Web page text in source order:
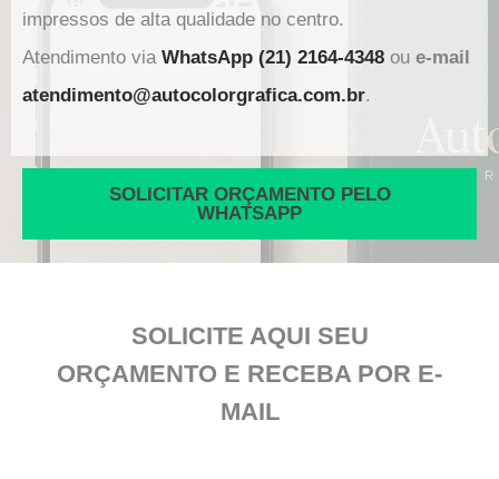
impressos de alta qualidade no centro.
Atendimento via WhatsApp (21) 2164-4348 ou e-mail
atendimento@autocolorgrafica.com.br.
SOLICITAR ORÇAMENTO PELO
WHATSAPP
SOLICITE AQUI SEU
ORÇAMENTO E RECEBA POR E-
MAIL